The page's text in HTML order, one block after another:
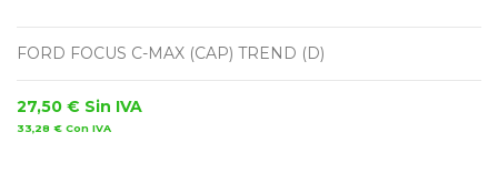
FORD FOCUS C-MAX (CAP) TREND (D)
27,50 € Sin IVA
33,28 € Con IVA